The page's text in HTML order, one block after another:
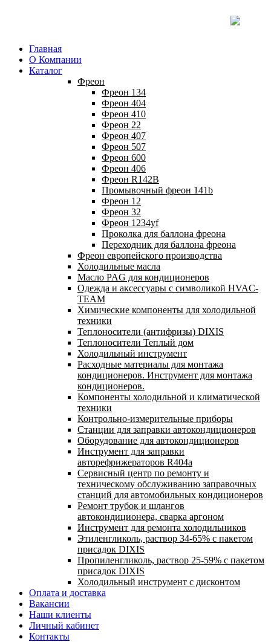
Главная
О Компании
Каталог
Фреон
Фреон 134
Фреон 404
Фреон 410
Фреон 22
Фреон 407
Фреон 507
Фреон 600
Фреон 406
Фреон R142B
Промывочный фреон 141b
Фреон 12
Фреон 32
Фреон 1234yf
Проколка для баллона фреона
Переходник для баллона фреона
Фреон европейского производства
Холодильные масла
Масло PAG для кондиционеров
Одежда и аксессуары с символикой HVAC-
TEAM
Химические компоненты для холодильной
техники
Теплоносители (антифризы) DIXIS
Теплоносители Теплый дом
Холодильный инструмент
Расходные материалы для монтажа
кондиционеров. Инструмент для монтажа
кондиционеров.
Компоненты холодильной и климатической
техники
Контрольно-измерительные приборы
Станции для заправки автокондиционеров
Оборудование для автокондиционеров
Инструмент для заправки
авторефрижераторов R404a
Сервисный центр по ремонту и
техническому обслуживанию заправочных
станций для автомобильных кондиционеров
Ремонт трубок и шлангов
автокондиционера, сварка аргоном
Инструмент для ремонта холодильников
Этиленгликоль, раствор 34-65% с пакетом
присадок DIXIS
Пропиленгликоль, раствор 25-59% с пакетом
присадок DIXIS
Холодильный инструмент с дисконтом
Оплата и доставка
Вакансии
Наши клиенты
Личный кабинет
Контакты